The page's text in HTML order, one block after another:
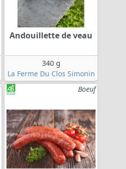
Andouillette de veau
340 g
La Ferme Du Clos Simonin
Boeuf